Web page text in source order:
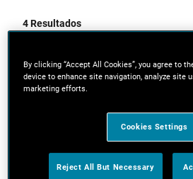
4 Resultados
By clicking “Accept All Cookies”, you agree to
device to enhance site navigation, analyze site
marketing efforts.
Cookies Settings
Reject All But Necessary